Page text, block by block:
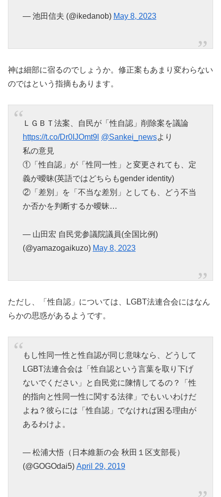
— 池田信夫 (@ikedanob) May 8, 2023
神は細部に宿るのでしょうか。修正案もあまり変わらない
のではという指摘もあります。
ＬＧＢＴ法案、自民が「性自認」削除案を議論
https://t.co/Dr0IJOmt9l @Sankei_newsより
私の意見
①「性自認」が「性同一性」と変更されても、定
義が曖昧(英語ではどちらもgender identity)
②「差別」を「不当な差別」としても、どう不当
か否かを判断するか曖昧…
— 山田宏 自民党参議院議員(全国比例)
(@yamazogaikuzo) May 8, 2023
ただし、「性自認」については、LGBT法連合会にはなん
らかの思惑があるようです。
もし性同一性と性自認が同じ意味なら、どうして
LGBT法連合会は「性自認という言葉を取り下げ
ないでください」と自民党に陳情してるの？「性
的指向と性同一性に関する法律」でもいいわけだ
よね？彼らには「性自認」でなければ困る理由が
あるわけよ。
— 松浦大悟（日本維新の会 秋田１区支部長）
(@GOGOdai5) April 29, 2019